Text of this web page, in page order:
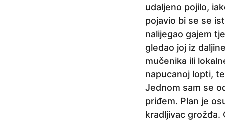
udaljeno pojilo,
pojavio bi se se
nalijegao gajem
gledao joj iz
mučenika ili
napucanoj lopti,
Jednom sam se
priđem. Plan je
kradljivac grožđa.